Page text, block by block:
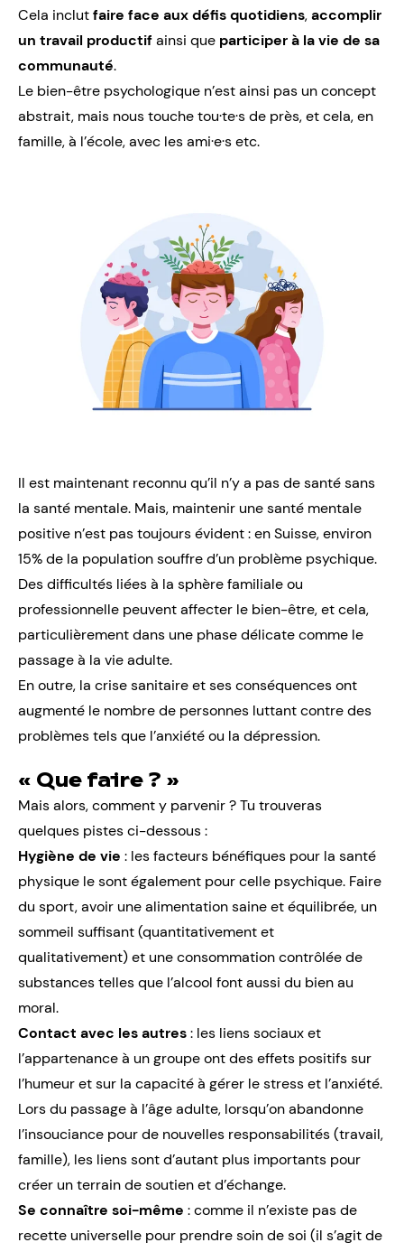
Cela inclutfaire face aux défis quotidiens,accomplir
un travail productifainsi que participer à la vie de sa
communauté.
Le bien-être psychologique n’est ainsi pas un concept
abstrait, mais nous touche tou·te·s de près, et cela, en
famille, à l’école, avec les ami·e·s etc.
Il est maintenant reconnu qu’il n’y a pas de santé sans
la santé mentale. Mais, maintenir une santé mentale
positive n’est pas toujours évident : en Suisse, environ
15% de la population souffre d’un problème psychique.
Des difficultés liées à la sphère familiale ou
professionnelle peuvent affecter le bien-être, et cela,
particulièrement dans une phase délicate comme le
passage à la vie adulte.
En outre, la crise sanitaire et ses conséquences ont
augmenté le nombre de personnes luttant contre des
problèmes tels que l’anxiété ou la dépression.
« Que faire ? »
Mais alors, comment y parvenir ? Tu trouveras
quelques pistes ci-dessous :
Hygiène de vie : les facteurs bénéfiques pour la santé
physique le sont également pour celle psychique. Faire
du sport, avoir une alimentation saine et équilibrée, un
sommeil suffisant (quantitativement et
qualitativement) et une consommation contrôlée de
substances telles que l’alcool font aussi du bien au
moral.
Contact avec les autres: les liens sociaux et
l’appartenance à un groupe ont des effets positifs sur
l’humeur et sur la capacité à gérer le stress et l’anxiété.
Lors du passage à l’âge adulte, lorsqu’on abandonne
l’insouciance pour de nouvelles responsabilités (travail,
famille), les liens sont d’autant plus importants pour
créer un terrain de soutien et d’échange.
Se connaître soi-même : comme il n’existe pas de
recette universelle pour prendre soin de soi (il s’agit de